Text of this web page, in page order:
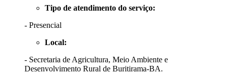
Tipo de atendimento do serviço:
- Presencial
Local:
- Secretaria de Agricultura, Meio Ambiente e
Desenvolvimento Rural de Buritirama-BA.